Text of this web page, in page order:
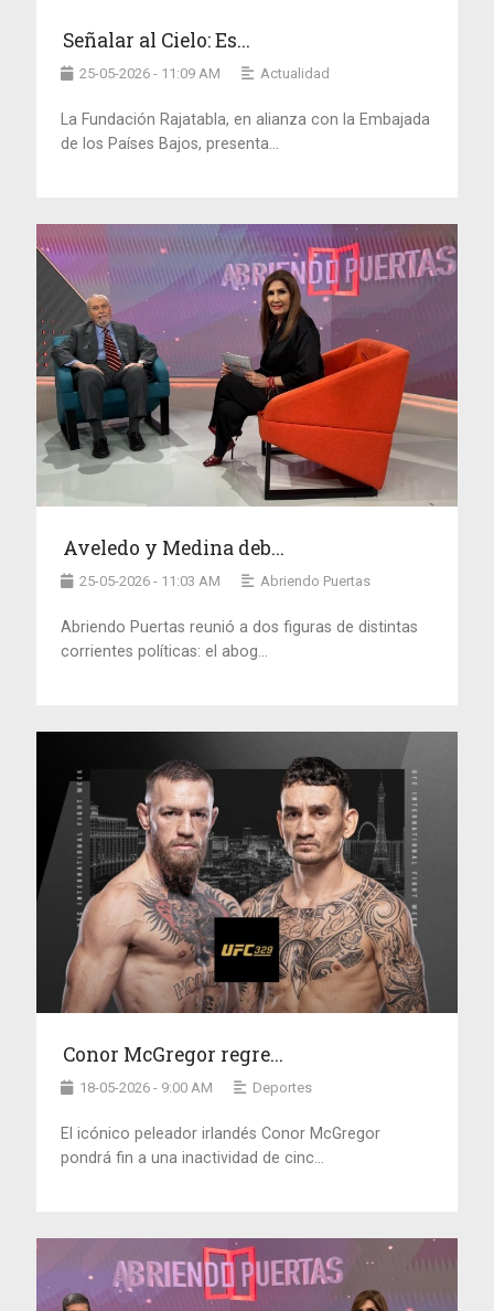
Señalar al Cielo: Es...
25-05-2026 - 11:09 AM Actualidad
La Fundación Rajatabla, en alianza con la Embajada
de los Países Bajos, presenta...
Aveledo y Medina deb...
25-05-2026 - 11:03 AM Abriendo Puertas
Abriendo Puertas reunió a dos figuras de distintas
corrientes políticas: el abog...
Conor McGregor regre...
18-05-2026 - 9:00 AM Deportes
El icónico peleador irlandés Conor McGregor
pondrá fin a una inactividad de cinc...